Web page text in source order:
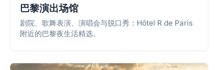
巴黎演出场馆
剧院、歌舞表演、演唱会与脱口秀：Hôtel R de Paris
附近的巴黎夜生活精选。